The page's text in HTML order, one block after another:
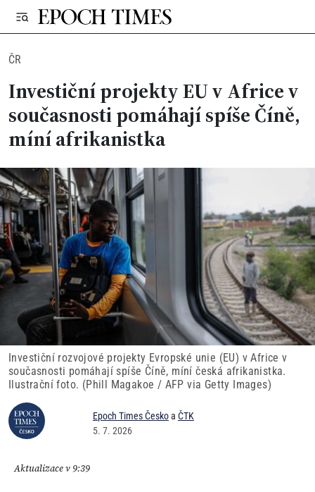
ČR
Investiční projekty EU v Africe v
současnosti pomáhají spíše Číně,
míní afrikanistka
Investiční rozvojové projekty Evropské unie (EU) v Africe v
současnosti pomáhají spíše Číně, míní česká afrikanistka.
Ilustrační foto. (Phill Magakoe / AFP via Getty Images)
Epoch Times Českoa ČTK
5. 7. 2026
Aktualizace v 9:39